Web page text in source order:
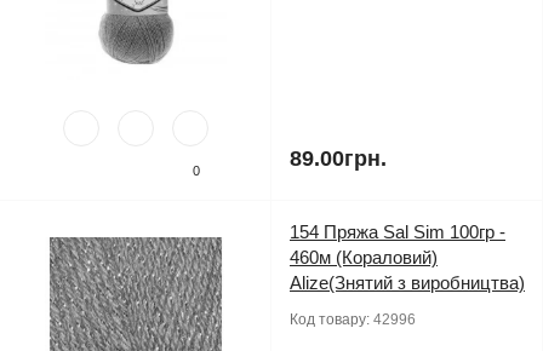
0 89.00грн.
154 Пряжа Sal Sim 100гр -
460м (Кораловий)
Alize(Знятий з виробництва)
Код товару: 42996